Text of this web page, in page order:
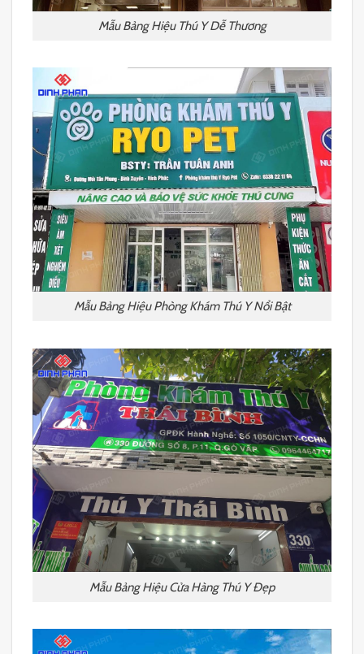
Mẫu Bảng Hiệu Thú Y Dễ Thương
Mẫu Bảng Hiệu Phòng Khám Thú Y Nổi Bật
Mẫu Bảng Hiệu Cửa Hàng Thú Y Đẹp